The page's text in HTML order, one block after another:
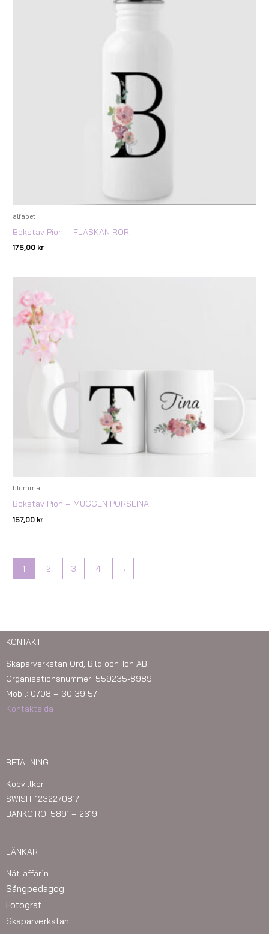
alfabet
Bokstav Pion – FLASKAN RÖR
175,00 kr
blomma
Bokstav Pion – MUGGEN PORSLINA
157,00 kr
1 2 3 4 →
KONTAKT
Skaparverkstan Ord, Bild och Ton AB
Organisationsnummer: 559235-8989
Mobil: 0708 – 30 39 57
Kontaktsida
BETALNING
Köpvillkor
SWISH: 1232270817
BANKGIRO: 5891 – 2619
LÄNKAR
Nät-affär´n
Sångpedagog
Fotograf
Skaparverkstan